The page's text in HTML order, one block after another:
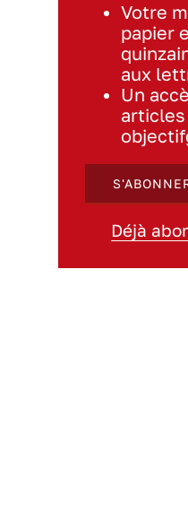
Votre
papier
aux
Un
Déjà